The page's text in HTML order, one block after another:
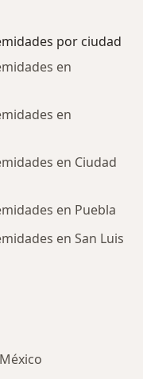
por ciudad
en
en
en Ciudad
en Puebla
en San Luis